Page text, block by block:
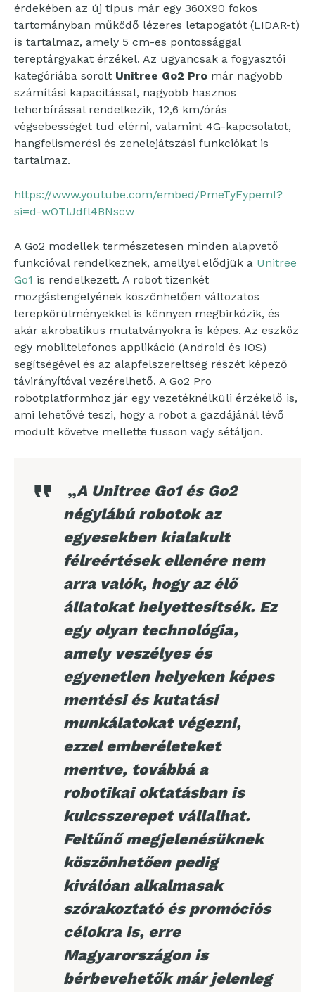
érdekében az új típus már egy 360X90 fokos
tartományban működő lézeres letapogatót (LIDAR-t)
is tartalmaz, amely 5 cm-es pontossággal
tereptárgyakat érzékel. Az ugyancsak a fogyasztói
kategóriába sorolt Unitree Go2 Pro már nagyobb
számítási kapacitással, nagyobb hasznos
teherbírással rendelkezik, 12,6 km/órás
végsebességet tud elérni, valamint 4G-kapcsolatot,
hangfelismerési és zenelejátszási funkciókat is
tartalmaz.
https://www.youtube.com/embed/PmeTyFypemI?
si=d-wOTlJdfl4BNscw
A Go2 modellek természetesen minden alapvető
funkcióval rendelkeznek, amellyel elődjük a Unitree
Go1 is rendelkezett. A robot tizenkét
mozgástengelyének köszönhetően változatos
terepkörülményekkel is könnyen megbirkózik, és
akár akrobatikus mutatványokra is képes. Az eszköz
egy mobiltelefonos applikáció (Android és IOS)
segítségével és az alapfelszereltség részét képező
távirányítóval vezérelhető. A Go2 Pro
robotplatformhoz jár egy vezetéknélküli érzékelő is,
ami lehetővé teszi, hogy a robot a gazdájánál lévő
modult követve mellette fusson vagy sétáljon.
„A Unitree Go1 és Go2
négylábú robotok az
egyesekben kialakult
félreértések ellenére nem
arra valók, hogy az élő
állatokat helyettesítsék. Ez
egy olyan technológia,
amely veszélyes és
egyenetlen helyeken képes
mentési és kutatási
munkálatokat végezni,
ezzel emberéleteket
mentve, továbbá a
robotikai oktatásban is
kulcsszerepet vállalhat.
Feltűnő megjelenésüknek
köszönhetően pedig
kiválóan alkalmasak
szórakoztató és promóciós
célokra is, erre
Magyarországon is
bérbevehetők már jelenleg